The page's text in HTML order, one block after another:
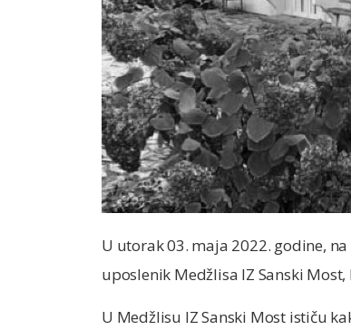
U utorak 03. maja 2022. godine,
uposlenik Medžlisa IZ Sanski
U Medžlisu IZ Sanski Most ističu